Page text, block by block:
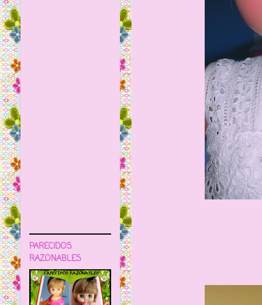
PARECIDOS
RAZONABLES